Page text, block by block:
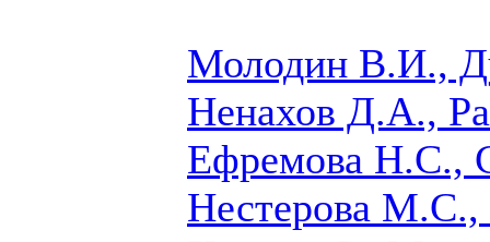
Молодин В.И.,
Ненахов Д.А.,
Ефремова Н.С.,
Нестерова